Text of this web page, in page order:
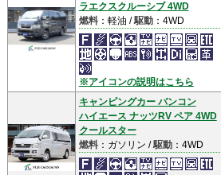
ラエクスクルーシブ 4WD
燃料：軽油 /駆動：4WD
※アイコンの説明はこちら
キャンピングカー バンコン
ハイエース ナッツRV ペア 4WD
クールスター
燃料：ガソリン /駆動：4WD